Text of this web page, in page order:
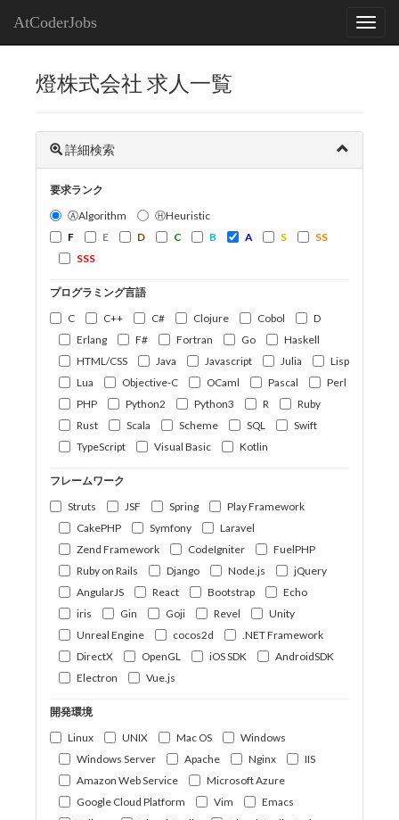
AtCoderJobs
燈株式会社 求人一覧
詳細検索
要求ランク
ⒶAlgorithm
ⒽHeuristic
F
E D C B A S
SS
SSS
プログラミング言語
C
C++ C# Clojure Cobol
D
Erlang
F# Fortran Go
Haskell
HTML/CSS
Java Javascript Julia
Lisp
Lua
Objective-C OCaml Pascal
Perl
PHP
Python2 Python3 R
Ruby
Rust
Scala Scheme SQL
Swift
TypeScript
Visual Basic Kotlin
フレームワーク
Struts
JSF Spring
Play Framework
CakePHP
Symfony
Laravel
Zend Framework
CodeIgniter
FuelPHP
Ruby on Rails
Django Node.js
jQuery
AngularJS
React Bootstrap
Echo
iris
Gin Goji Revel
Unity
Unreal Engine
cocos2d
.NET Framework
DirectX
OpenGL iOS SDK
AndroidSDK
Electron
Vue.js
開発環境
Linux
UNIX Mac OS
Windows
Windows Server
Apache Nginx
IIS
Amazon Web Service
Microsoft Azure
Google Cloud Platform
Vim
Emacs